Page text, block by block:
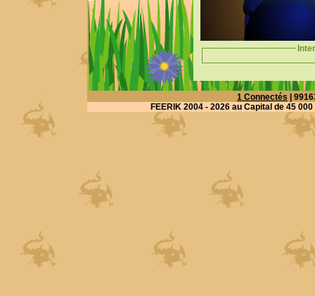
1 Connectés |
FEERIK 2004 - 2026 au Capital de 45 000